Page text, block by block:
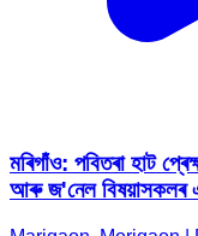
মৰিগাঁও: পবিতৰা হাট
আৰু জ'নেল বিষয়াসকলৰ